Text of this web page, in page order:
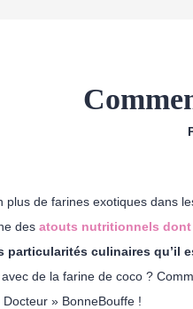
plus de farines exotiques dans
des atouts nutritionnels dont
particularités culinaires qu’il
de la farine de coco ?
» BonneBouffe !